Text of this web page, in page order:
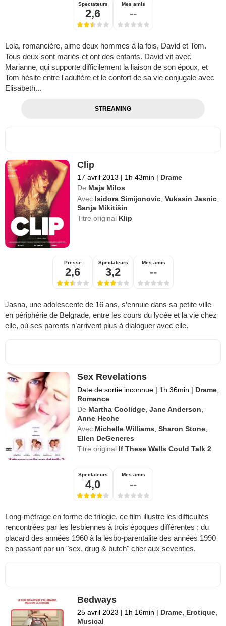
Spectateurs
2,6
Mes amis
--
Lola, romancière, aime deux hommes à la fois, David et Tom.
Tous deux sont mariés et ont des enfants. David vit avec
Marianne, qui supporte difficilement la liaison de son époux, et
Tom hésite entre l'adultère et le confort de sa vie conjugale avec
Elisabeth...
STREAMING
Clip
17 avril 2013 | 1h 43min | Drame
De Maja Milos
Avec Isidora Simijonovic ,Vukasin Jasnic
Sanja Mikitišin
Titre original Klip
Presse
2,6
Spectateurs
3,2
Mes amis
--
Jasna, une adolescente de 16 ans, s’ennuie dans sa petite ville
en périphérie de Belgrade, entre les cours du lycée et la vie chez
elle, où ses parents n’arrivent plus à dialoguer avec elle.
Sex Revelations
Date de sortie inconnue | 1h 36min | Drame
Romance
De Martha Coolidge ,Jane Anderson
Anne Heche
Avec Michelle Williams ,Sharon Stone
Ellen DeGeneres
Titre original If These Walls Could Talk 2
Spectateurs
4,0
Mes amis
--
Long-métrage en forme de trilogie, ce film illustre les difficultés
rencontrées par les lesbiennes à trois époques différentes : du
placard des années 1960 à la lesbo-parentalite des années 1990
en passant par un "sex, drug & butch" cher aux seventies.
Bedways
25 avril 2023 | 1h 16min | Drame Erotique
Musical